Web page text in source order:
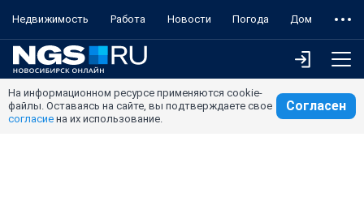
Недвижимость Работа Новости Погода Дом
На информационном ресурсе применяются cookie-
файлы. Оставаясь на сайте, вы подтверждаете свое
согласие на их использование.
Согласен